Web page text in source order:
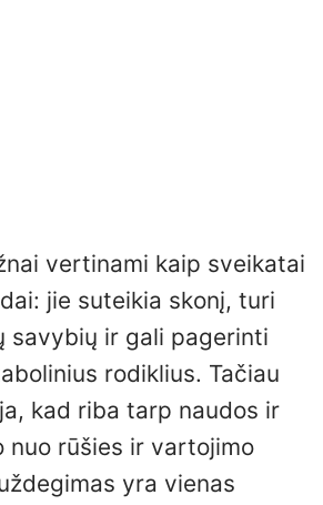
vertinami kaip sveikatai
jie suteikia skonį, turi
savybių ir gali pagerinti
rodiklius. Tačiau
kad riba tarp naudos ir
nuo rūšies ir vartojimo
yra vienas